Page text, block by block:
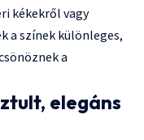
kékekről vagy
a színek különleges,
a
elegáns